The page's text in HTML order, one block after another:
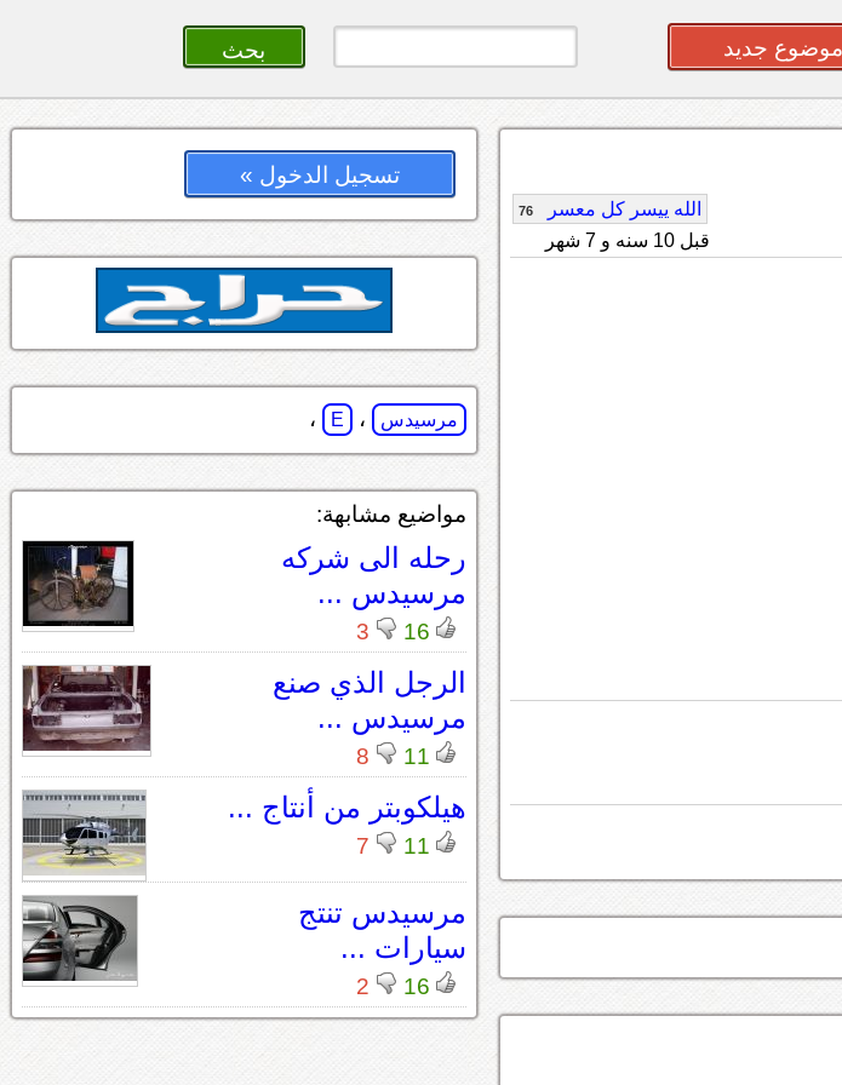
جديد
الله ييسر كل معسر 76
قبل 10 سنه و 7 شهر
تسجيل الدخول »
مرسيدس ، E ،
مواضيع مشابهة:
رحله الى شركه
مرسيدس ...
16
3
الرجل الذي صنع
مرسيدس ...
11
8
هيلكوبتر من أنتاج ...
11
7
مرسيدس تنتج
سيارات ...
16
2